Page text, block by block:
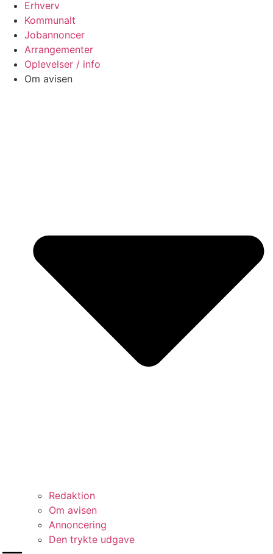
Erhverv
Kommunalt
Jobannoncer
Arrangementer
Oplevelser / info
Om avisen
Redaktion
Om avisen
Annoncering
Den trykte udgave